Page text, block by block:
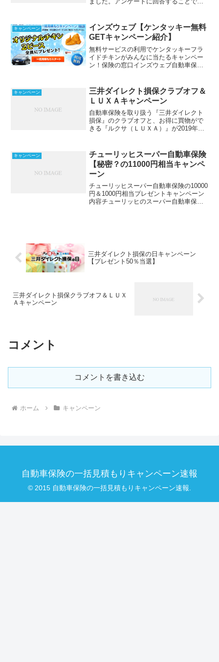
回は届いたメールにすぐ気づくことがで
きて、しかもアンケ...
キャンペーン
インズウェブ【ケンタッキー無料
GETキャンペーン紹介】
無料サービスの利用でケンタッキーフラ
イドチキンがみんなに当たるキャンペー
ン！保険の窓口インズウェブ自動車保険
く教えてますから。適当な所で見積もる
前に、プレゼント付きのお...
キャンペーン
三井ダイレクト損保クラブオフ＆
ＬＵＸＡキャンペーン
自動車保険を取り扱う『三井ダイレクト
損保』のクラブオフと、お得に買物がで
きる『ルクサ（ＬＵＸＡ）』が2019年秋
haruが実際に保険に加入してキャンペー
ン応募した情報...
キャンペーン
チューリッヒスーパー自動車保険
【秘密？の11000円相当キャンペ
ーン
チューリッヒスーパー自動車保険の10000
円＆1000円相当プレゼントキャンペーン
内容チューリッヒのスーパー自動車保険
三井ダイレクト損保の日キャンペーン
【プレゼント50％当選】
三井ダイレクト損保クラブオフ＆ＬＵＸ
Ａキャンペーン
コメント
コメントを書き込む
ホーム キャンペーン
自動車保険の一括見積もりキャンペーン速報
© 2015 自動車保険の一括見積もりキャンペーン速報.